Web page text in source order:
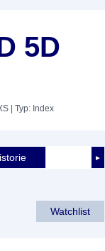
5D
| Typ: Index
►
Watchlist